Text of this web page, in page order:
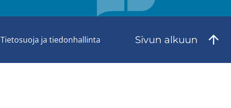
Tie­to­suo­ja ja tie­don­hal­lin­ta Sivun al­kuun